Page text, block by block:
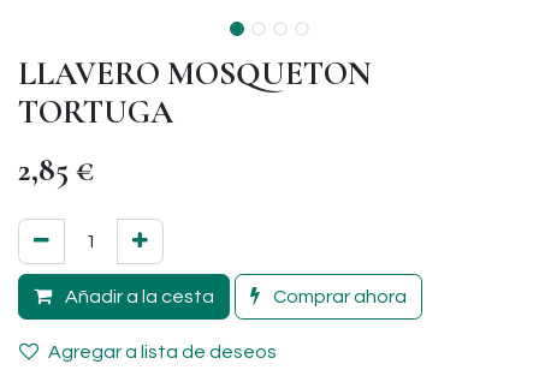
LLAVERO MOSQUETON
TORTUGA
2,85 €
Añadir a la cesta Comprar ahora
Agregar a lista de deseos